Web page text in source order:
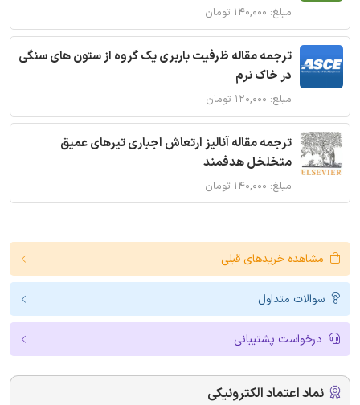
مبلغ: ۱۴۰,۰۰۰ تومان
ترجمه مقاله ظرفیت باربری یک گروه از ستون های سنگی
در خاک نرم
مبلغ: ۱۲۰,۰۰۰ تومان
ترجمه مقاله آنالیز ارتعاش اجباری تیرهای عمیق
متخلخل هدفمند
مبلغ: ۱۴۰,۰۰۰ تومان
مشاهده خریدهای قبلی
سوالات متداول
درخواست پشتیبانی
نماد اعتماد الکترونیکی